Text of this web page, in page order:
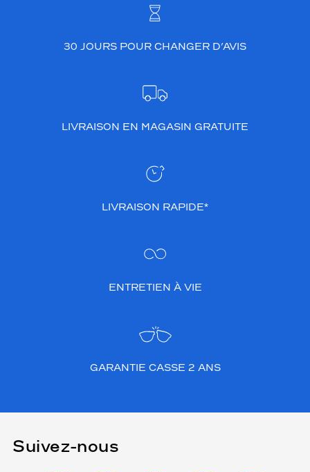
30 JOURS POUR CHANGER D’AVIS
LIVRAISON EN MAGASIN GRATUITE
LIVRAISON RAPIDE*
ENTRETIEN À VIE
GARANTIE CASSE 2 ANS
Suivez-nous